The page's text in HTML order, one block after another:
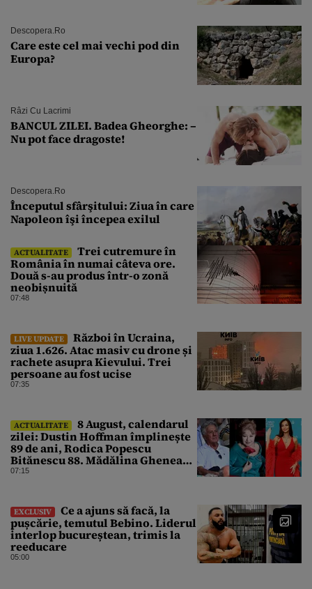
Descopera.ro
Care este cel mai vechi pod din
Europa?
Râzi Cu Lacrimi
BANCUL ZILEI. Badea Gheorghe: –
Nu pot face dragoste!
Descopera.ro
Începutul sfârşitului: Ziua în care
Napoleon îşi începea exilul
ACTUALITATE
Trei cutremure în
România în numai câteva ore.
Două s-au produs într-o zonă
neobișnuită
07:48
LIVE UPDATE
Război în Ucraina,
ziua 1.626. Atac masiv cu drone și
rachete asupra Kievului. Trei
persoane au fost ucise
07:35
ACTUALITATE
8 August, calendarul
zilei: Dustin Hoffman împlinește
89 de ani, Rodica Popescu
Bitănescu 88. Mădălina Ghenea
face 39 de ani
07:15
EXCLUSIV
Ce a ajuns să facă, la
pușcărie, temutul Bebino. Liderul
interlop bucureștean, trimis la
reeducare
05:00